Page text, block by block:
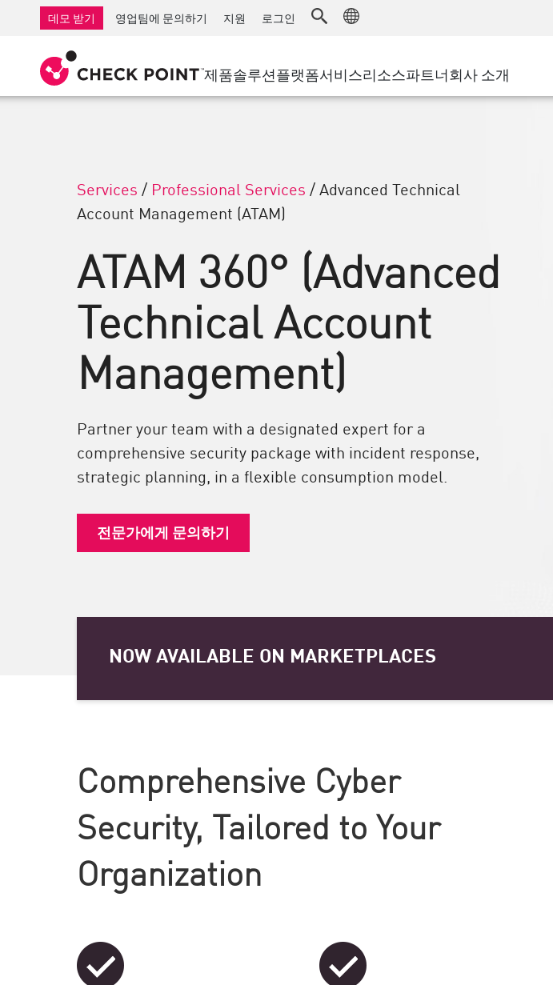
제품
중소기업을 위한 방화벽
산업용 방화벽
SD-WAN
원격 액세스 VPN
Agentic Network Security Orchestration
보안 관리 어플라이언스
업무 공간
이메일 및 협업
엔드포인트
서비스형 소프트웨어(SaaS)
EXPOSURE MANAGEMENT
위협 인텔리전스
Exposure Prioritization
AI Red Teaming
제품 보기(A~Z)
솔루션
AI Network Firewall
AI Runtime Protection
안티 랜섬웨어
IoT 보안 솔루션
보안 접근 서비스 에지(SASE)
Threat Hunting
플랫폼서비스
탐지
응답
서비스형 관리 방화벽
지원 센터
전담 관리 서비스
PRO 지원
리소스이벤트 및 웨비나
파트너Google Cloud Platform
회사 소개
데모 받기
영업팀에 문의하기 지원 로그인
Services / Professional Services /Advanced Technical
Account Management (ATAM)
ATAM 360° (Advanced
Technical Account
Management)
Partner your team with a designated expert for a
comprehensive security package with incident response,
strategic planning, in a flexible consumption model.
전문가에게 문의하기
NOW AVAILABLE ON MARKETPLACES
Comprehensive Cyber
Security, Tailored to Your
Organization